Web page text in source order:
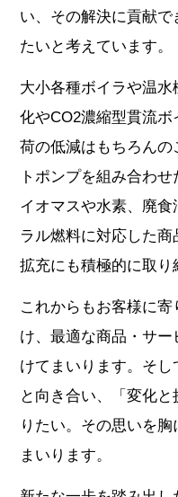
い、その解決に貢献で
たいと考えています。
大小各種ボイラや温
化やCO2濃縮型貫流
荷の低減はもちろん
トポンプを組み合わ
イオマスや水素、廃食
ラル燃料に対応した商
拡充にも積極的に取り
これからもお客様に
け、最適な商品・サ
けてまいります。そ
と向き合い、「変化
りたい。その思いを
まいります。